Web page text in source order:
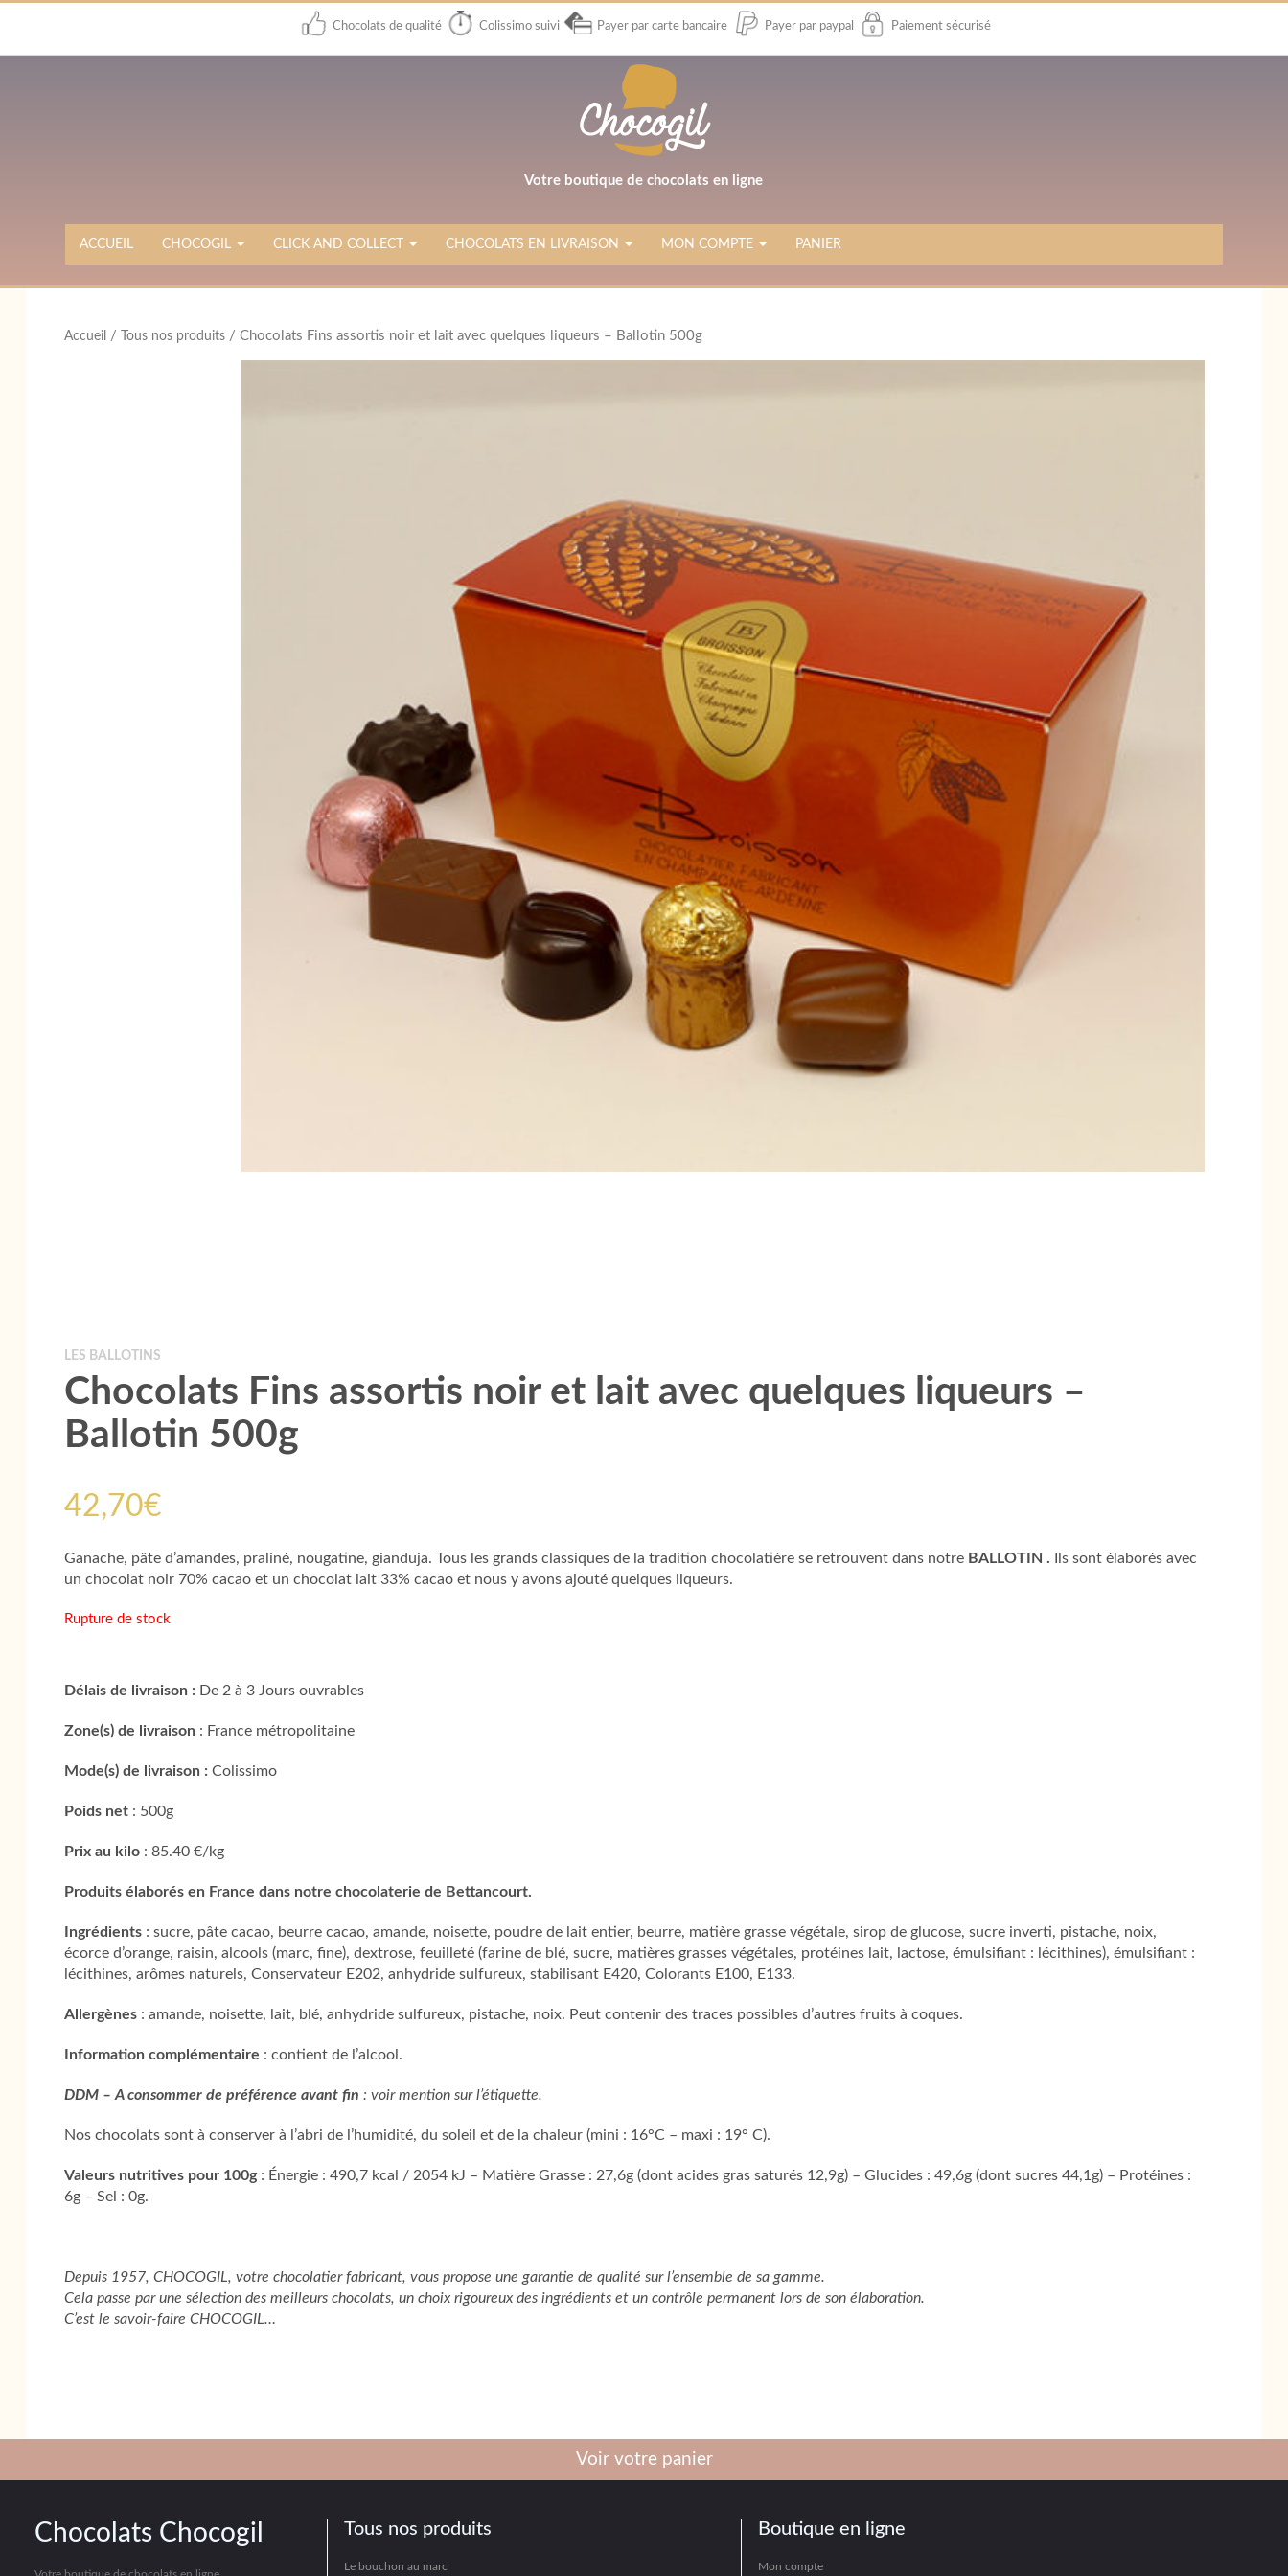
Chocolats de qualité Colissimo suivi Payer par carte bancaire Payer par paypal Paiement sécurisé
Votre boutique de chocolats en ligne
ACCUEIL CHOCOGIL CLICK AND COLLECT CHOCOLATS EN LIVRAISON MON COMPTE PANIER
Accueil / Tous nos produits/ Chocolats Fins assortis noir et lait avec quelques liqueurs – Ballotin 500g
LES BALLOTINS
Chocolats Fins assortis noir et lait avec quelques liqueurs –
Ballotin 500g
42,70€
Ganache, pâte d’amandes, praliné, nougatine, gianduja. Tous les grands classiques de la tradition chocolatière se retrouvent dans notre BALLOTIN . Ils sont élaborés avec
un chocolat noir 70% cacao et un chocolat lait 33% cacao et nous y avons ajouté quelques liqueurs.
Rupture de stock
Délais de livraison : De 2 à 3 Jours ouvrables
Zone(s) de livraison : France métropolitaine
Mode(s) de livraison : Colissimo
Poids net: 500g
Prix au kilo: 85.40 €/kg
Produits élaborés en France dans notre chocolaterie de Bettancourt.
Ingrédients: sucre, pâte cacao, beurre cacao, amande, noisette, poudre de lait entier, beurre, matière grasse végétale, sirop de glucose, sucre inverti, pistache, noix,
écorce d’orange, raisin, alcools (marc, fine), dextrose, feuilleté (farine de blé, sucre, matières grasses végétales, protéines lait, lactose, émulsifiant : lécithines), émulsifiant :
lécithines, arômes naturels, Conservateur E202, anhydride sulfureux, stabilisant E420, Colorants E100, E133.
Allergènes: amande, noisette, lait, blé, anhydride sulfureux, pistache, noix. Peut contenir des traces possibles d’autres fruits à coques.
Information complémentaire : contient de l’alcool.
DDM – A consommer de préférence avant fin : voir mention sur l’étiquette.
Nos chocolats sont à conserver à l’abri de l’humidité, du soleil et de la chaleur (mini : 16°C – maxi : 19° C).
Valeurs nutritives pour 100g: Énergie : 490,7 kcal / 2054 kJ – Matière Grasse : 27,6g (dont acides gras saturés 12,9g) – Glucides : 49,6g (dont sucres 44,1g) – Protéines :
6g – Sel : 0g.
Depuis 1957, CHOCOGIL, votre chocolatier fabricant, vous propose une garantie de qualité sur l’ensemble de sa gamme.
Cela passe par une sélection des meilleurs chocolats, un choix rigoureux des ingrédients et un contrôle permanent lors de son élaboration.
C’est le savoir-faire CHOCOGIL…
Voir votre panier
Chocolats Chocogil Tous nos produits
Le bouchon au marc
Boutique en ligne
Mon compte